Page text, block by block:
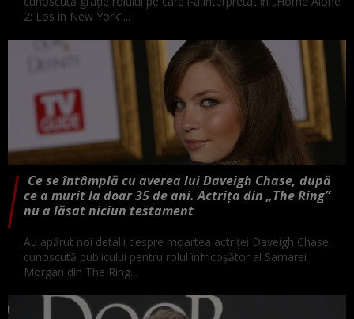
2: Los in New York”...
Ce se întâmplă cu averea lui Daveigh Chase, după
ce a murit la doar 35 de ani. Actrița din „The Ring”
nu a lăsat niciun testament
Au apărut noi detalii despre moartea actriței Daveigh Chase,
cunoscută publicului pentru rolul înfricoșător al Samarei
Morgan din The Ring...